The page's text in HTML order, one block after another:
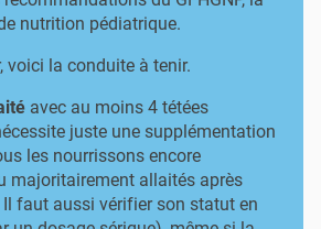
nutrition pédiatrique.
voici la conduite à tenir.
avec au moins 4 tétées
juste une supplémentation
les nourrissons encore
majoritairement allaités après
Il faut aussi vérifier son statut en